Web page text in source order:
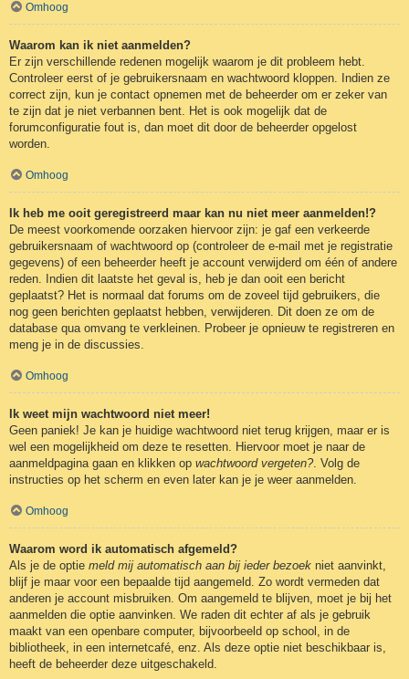
Omhoog
Waarom kan ik niet aanmelden?
Er zijn verschillende redenen mogelijk waarom je dit probleem hebt.
Controleer eerst of je gebruikersnaam en wachtwoord kloppen. Indien ze
correct zijn, kun je contact opnemen met de beheerder om er zeker van
te zijn dat je niet verbannen bent. Het is ook mogelijk dat de
forumconfiguratie fout is, dan moet dit door de beheerder opgelost
worden.
Omhoog
Ik heb me ooit geregistreerd maar kan nu niet meer aanmelden!?
De meest voorkomende oorzaken hiervoor zijn: je gaf een verkeerde
gebruikersnaam of wachtwoord op (controleer de e-mail met je registratie
gegevens) of een beheerder heeft je account verwijderd om één of andere
reden. Indien dit laatste het geval is, heb je dan ooit een bericht
geplaatst? Het is normaal dat forums om de zoveel tijd gebruikers, die
nog geen berichten geplaatst hebben, verwijderen. Dit doen ze om de
database qua omvang te verkleinen. Probeer je opnieuw te registreren en
meng je in de discussies.
Omhoog
Ik weet mijn wachtwoord niet meer!
Geen paniek! Je kan je huidige wachtwoord niet terug krijgen, maar er is
wel een mogelijkheid om deze te resetten. Hiervoor moet je naar de
aanmeldpagina gaan en klikken op wachtwoord vergeten?. Volg de
instructies op het scherm en even later kan je je weer aanmelden.
Omhoog
Waarom word ik automatisch afgemeld?
Als je de optie meld mij automatisch aan bij ieder bezoek niet aanvinkt,
blijf je maar voor een bepaalde tijd aangemeld. Zo wordt vermeden dat
anderen je account misbruiken. Om aangemeld te blijven, moet je bij het
aanmelden die optie aanvinken. We raden dit echter af als je gebruik
maakt van een openbare computer, bijvoorbeeld op school, in de
bibliotheek, in een internetcafé, enz. Als deze optie niet beschikbaar is,
heeft de beheerder deze uitgeschakeld.